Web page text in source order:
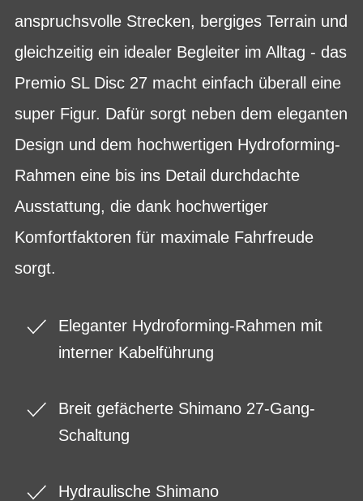
anspruchsvolle Strecken, bergiges Terrain und
gleichzeitig ein idealer Begleiter im Alltag - das
Premio SL Disc 27 macht einfach überall eine
super Figur. Dafür sorgt neben dem eleganten
Design und dem hochwertigen Hydroforming-
Rahmen eine bis ins Detail durchdachte
Ausstattung, die dank hochwertiger
Komfortfaktoren für maximale Fahrfreude
sorgt.
Eleganter Hydroforming-Rahmen mit
interner Kabelführung
Breit gefächerte Shimano 27-Gang-
Schaltung
Hydraulische Shimano